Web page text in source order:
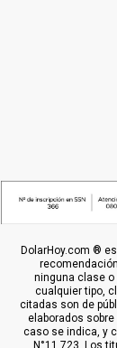
DolarHoy.com ®
ninguna clase
cualquier tipo,
citadas son de
elaborados
caso se indica, y
N°11.723. Los